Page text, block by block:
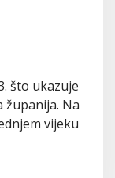
što ukazuje
županija. Na
vijeku